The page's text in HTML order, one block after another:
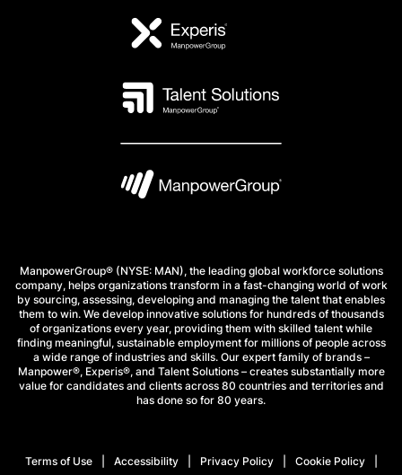
ManpowerGroup® (NYSE: MAN), the leading global workforce solutions
company, helps organizations transform in a fast-changing world of work
by sourcing, assessing, developing and managing the talent that enables
them to win. We develop innovative solutions for hundreds of thousands
of organizations every year, providing them with skilled talent while
finding meaningful, sustainable employment for millions of people across
a wide range of industries and skills. Our expert family of brands –
Manpower®, Experis®, and Talent Solutions – creates substantially more
value for candidates and clients across 80 countries and territories and
has done so for 80 years.
Terms of Use Accessibility Privacy Policy Cookie Policy